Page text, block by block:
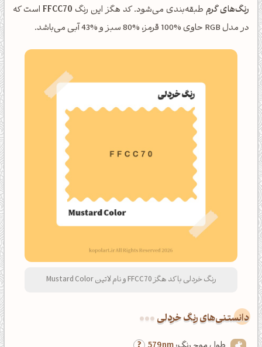
رنگ‌های گرم طبقه‌بندی می‌شود. کد هگز این رنگ FFCC70 است که
در مدل RGB حاوی %100 قرمز، %80 سبز و %43 آبی می‌باشد.
رنگ خردلی با کد هگز FFCC70 و نام لاتین Mustard Color
دانستنی‌های رنگ خردلی